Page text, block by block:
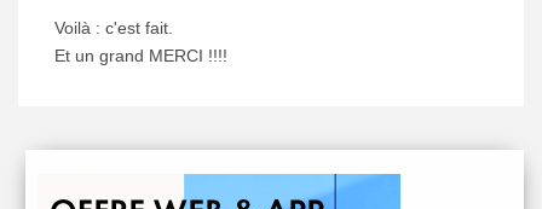
Voilà : c'est fait.
Et un grand MERCI !!!!